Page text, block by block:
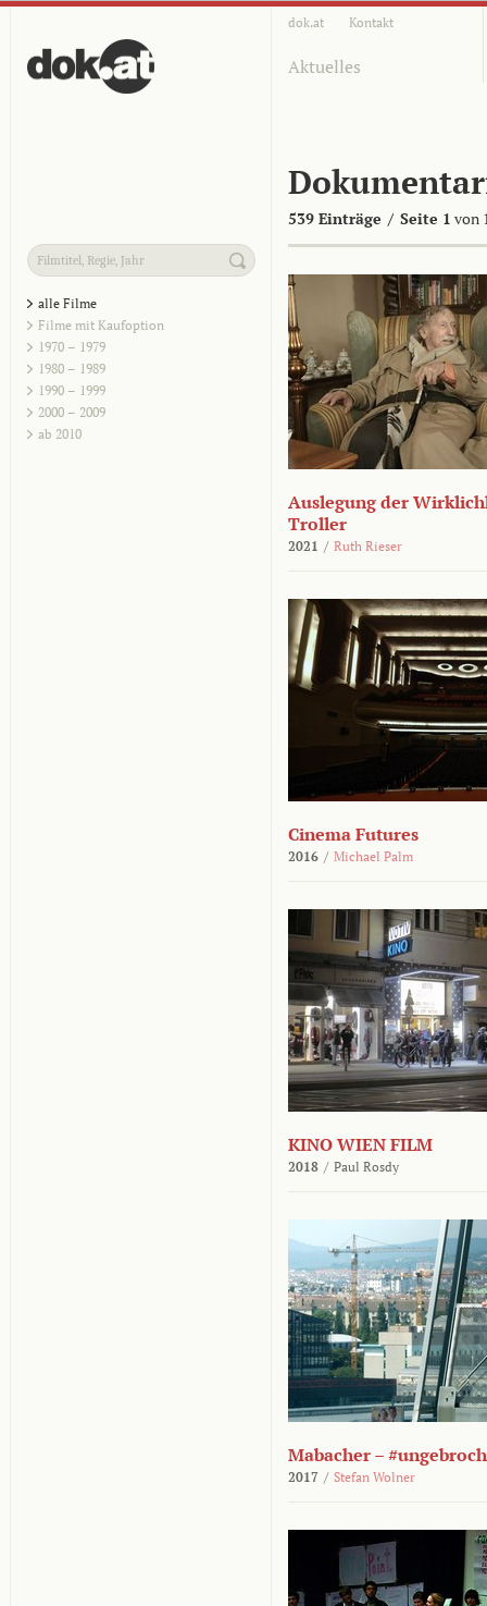
dok.at Kontakt
Aktuelles
539 Einträge / Seite 1 von
alle Filme
Filme mit Kaufoption
1970 – 1979
1980 – 1989
1990 – 1999
2000 – 2009
ab 2010
Auslegung der
Troller
2021 / Ruth Rieser
Cinema Futures
2016 / Michael Palm
KINO WIEN FILM
2018 / Paul Rosdy
Mabacher –
2017 / Stefan Wolner